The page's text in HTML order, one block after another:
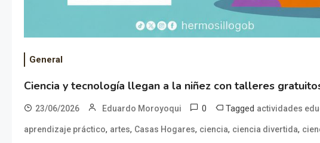
General
Ciencia y tecnología llegan a la niñez con talleres
23/06/2026 Eduardo Moroyoqui 0 Tagged actividades
aprendizaje práctico, artes, Casas Hogares, ciencia, ciencia divertida,